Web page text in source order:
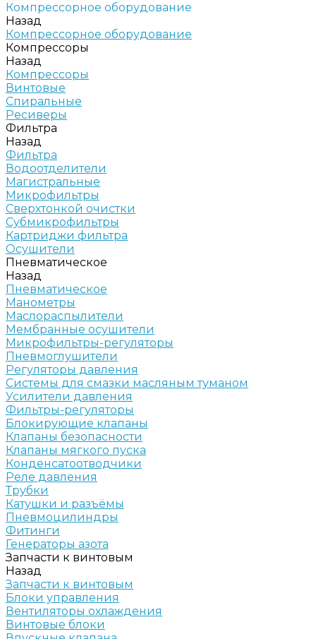
Компрессорное оборудование
Назад
Компрессорное оборудование
Компрессоры
Назад
Компрессоры
Винтовые
Спиральные
Ресиверы
Фильтра
Назад
Фильтра
Водоотделители
Магистральные
Микрофильтры
Сверхтонкой очистки
Субмикрофильтры
Картриджи фильтра
Осушители
Пневматическое
Назад
Пневматическое
Манометры
Маслораспылители
Мембранные осушители
Микрофильтры-регуляторы
Пневмоглушители
Регуляторы давления
Системы для смазки масляным туманом
Усилители давления
Фильтры-регуляторы
Блокирующие клапаны
Клапаны безопасности
Клапаны мягкого пуска
Конденсатоотводчики
Реле давления
Трубки
Катушки и разъёмы
Пневмоцилиндры
Фитинги
Генераторы азота
Запчасти к винтовым
Назад
Запчасти к винтовым
Блоки управления
Вентиляторы охлаждения
Винтовые блоки